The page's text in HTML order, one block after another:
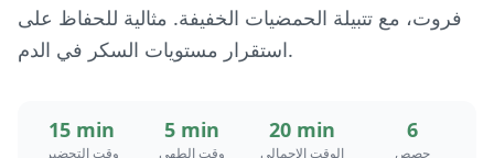
فروت، مع تتبيلة الحمضيات الخفيفة. مثالية للحفاظ على
استقرار مستويات السكر في الدم.
15 min
وقت التحضير
5 min
وقت الطهي
20 min
الوقت الإجمالي
6
حصص